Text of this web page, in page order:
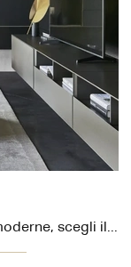
Se desideri pensili e pareti attrezzate moderne, scegli il modello Domino Boiserie 06 di Sangiacomo: clicca e ottieni informazioni!